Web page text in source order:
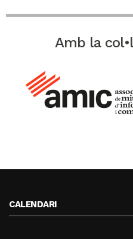
Amb la
CALENDARI